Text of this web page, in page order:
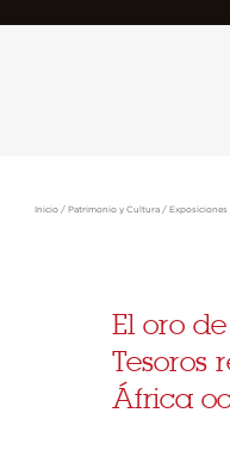
Inicio / Patrimonio y Cultura / Exposiciones
El oro
Tesoros
África